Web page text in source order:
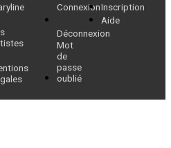
Dieu
retrouve
sa
place
Connexion
Déconnexion
Mot
de
passe
oublié
Inscription
Aide